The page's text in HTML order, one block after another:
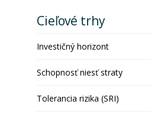
Cieľové trhy
Investičný horizont
Schopnosť niesť straty
Tolerancia rizika (SRI)